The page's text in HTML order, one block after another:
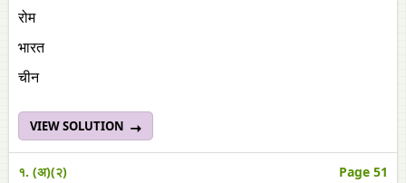
रोम
भारत
चीन
VIEW SOLUTION
१. (अ)(२) Page 51